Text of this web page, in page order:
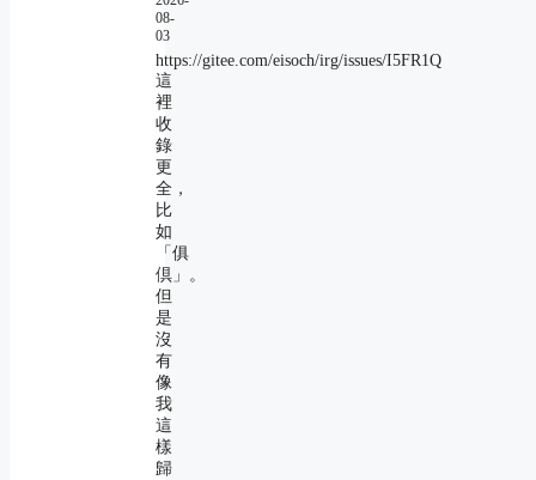
08-
03
https://gitee.com/eisoch/irg/issues/I5FR1Q
這
裡
收
錄
更
全，
比
如
「俱
倶」。
但
是
沒
有
像
我
這
樣
歸